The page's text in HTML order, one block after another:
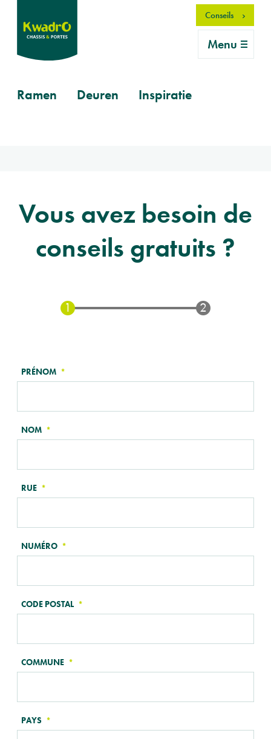
contenu
principal
Conseils
Menu
Primary
Ramen Deuren Inspiratie
Vous avez besoin de
conseils gratuits ?
À
PROPOS
PRÉNOM
NOM
RUE
NUMÉRO
CODE POSTAL
COMMUNE
PAYS